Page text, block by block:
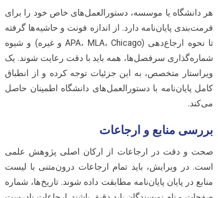
هر دانشگاه یا موسسه، دستورالعمل‌های خاص خود را برای
فرمت‌بندی پایان‌نامه دارد. از اندازه فونت و حاشیه‌ها گرفته
تا نحوه ارجاع‌دهی (APA، MLA، Chicago و غیره) و شیوه
شماره‌گذاری سرفصل‌ها، همه باید با دقت رعایت شوند. یک
ویراستار متخصص، به این جزئیات توجه کرده و از انطباق
کامل پایان‌نامه با دستورالعمل‌های دانشگاه اطمینان حاصل
می‌کند.
بررسی منابع و ارجاعات
صحت و دقت در ارجاعات از ارکان اصلی پژوهش علمی
است. در ویرایش، باید تمام ارجاعات درون‌متنی با لیست
منابع در پایان پایان‌نامه مطابقت داده شوند. تاریخ‌ها، شماره